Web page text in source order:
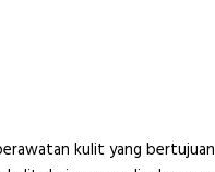
kulit yang bertujuan